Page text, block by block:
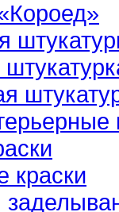
краски